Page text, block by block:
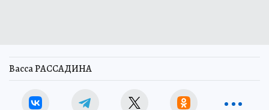
Васса РАССАДИНА